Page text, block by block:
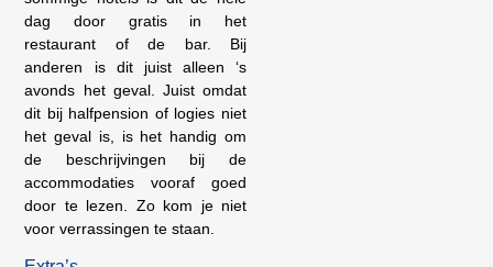
dag door gratis in het
restaurant of de bar. Bij
anderen is dit juist alleen ‘s
avonds het geval. Juist omdat
dit bij halfpension of logies niet
het geval is, is het handig om
de beschrijvingen bij de
accommodaties vooraf goed
door te lezen. Zo kom je niet
voor verrassingen te staan.